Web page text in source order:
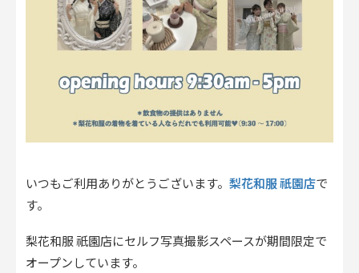
いつもご利用ありがとうございます。 梨花和服 祇園店で
す。
梨花和服 祇園店にセルフ写真撮影スペースが期間限定で
オープンしています。